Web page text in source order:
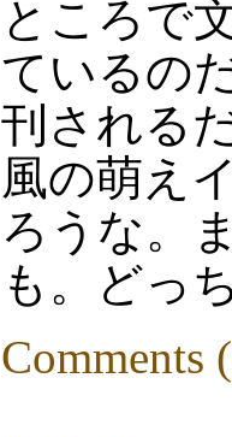
ところで
ているの
刊される
風の萌え
ろうな。
も。どっ
Comments